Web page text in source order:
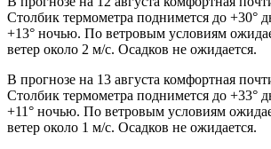
Столбик термометра поднимется до +30°
+13° ночью. По ветровым условиям
ветер около 2 м/с. Осадков не ожидается.
В прогнозе на 13 августа комфортная
Столбик термометра поднимется до +33°
+11° ночью. По ветровым условиям
ветер около 1 м/с. Осадков не ожидается.